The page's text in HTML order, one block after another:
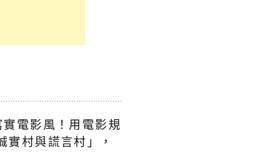
電影風！用電影規
村與謊言村」，